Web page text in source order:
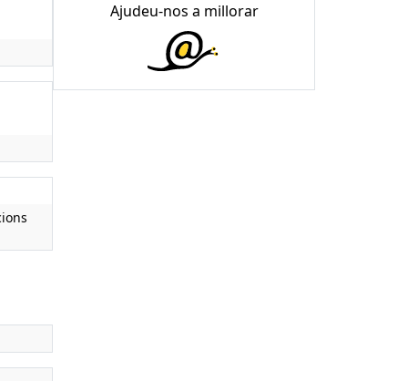
Ajudeu-nos a millorar